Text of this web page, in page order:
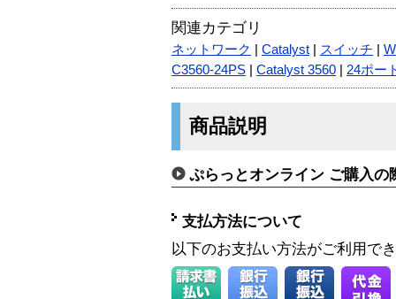
関連カテゴリ
ネットワーク Catalyst スイッチ
C3560-24PS
Catalyst 3560 24ポー
商品説明
ぷらっとオンライン ご購入の
支払方法について
以下のお支払い方法がご利用で